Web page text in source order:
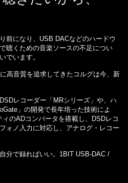
前になり、USB DACなどのハードウ
聴くための音楽ソースの不足につい
でいます。
高音質を追求してきたコルグは今、新
レコーダー「MRシリーズ」や、ハ
」の開発で長年培った技術によ
のADコンバータを搭載し、DSDレコ
ォノ入力に対応し、アナログ・レコー
分で録ればいい。1BIT USB-DAC /